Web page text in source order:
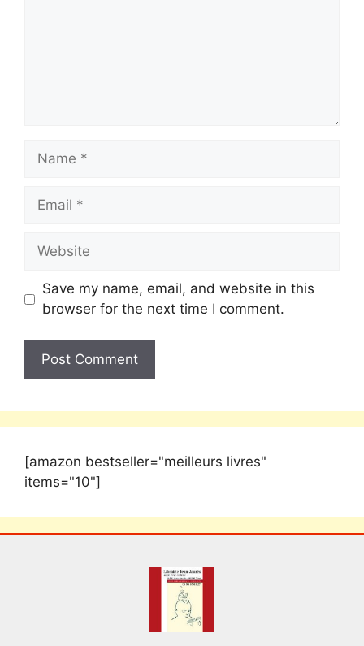
Save my name, email, and website in this
browser for the next time I comment.
[amazon bestseller="meilleurs livres"
items="10"]